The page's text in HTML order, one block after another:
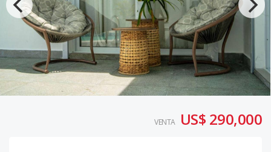
VENTA US$ 290,000